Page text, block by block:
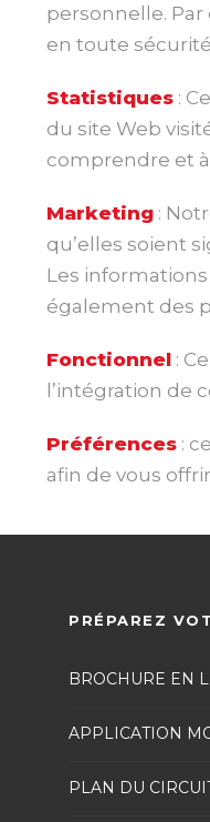
personnelle.
en toute
Statistiques :
du site Web
comprendre et
Marketing :
qu’elles soient
Les
également des
Fonctionnel :
l’intégration de
Préférences :
afin de vous
PRÉPAREZ
BROCHURE EN
APPLICATION
PLAN DU